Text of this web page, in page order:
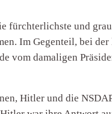
fürchterlichste und
Im Gegenteil, bei
vom damaligen
Hitler und die